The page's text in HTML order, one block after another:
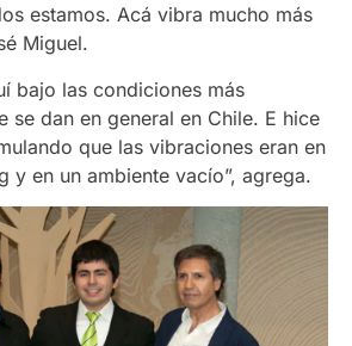
estamos. Acá vibra mucho más
Miguel.
bajo las condiciones más
se dan en general en Chile. E hice
que las vibraciones eran en
y en un ambiente vacío”, agrega.